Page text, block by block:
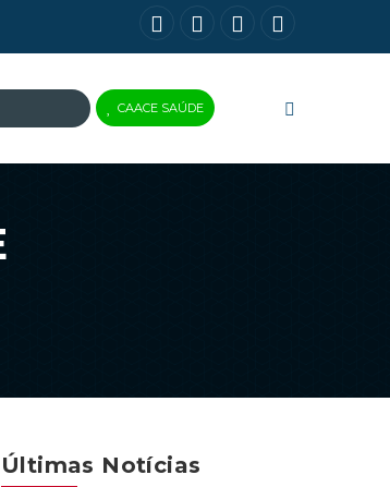
JUS
CAACE SAÚDE
Últimas Notícias